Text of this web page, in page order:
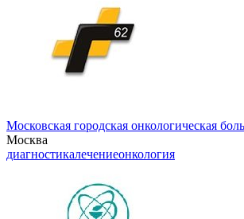
Московская городская онкологическая
Москва
диагностикалечениеонкология